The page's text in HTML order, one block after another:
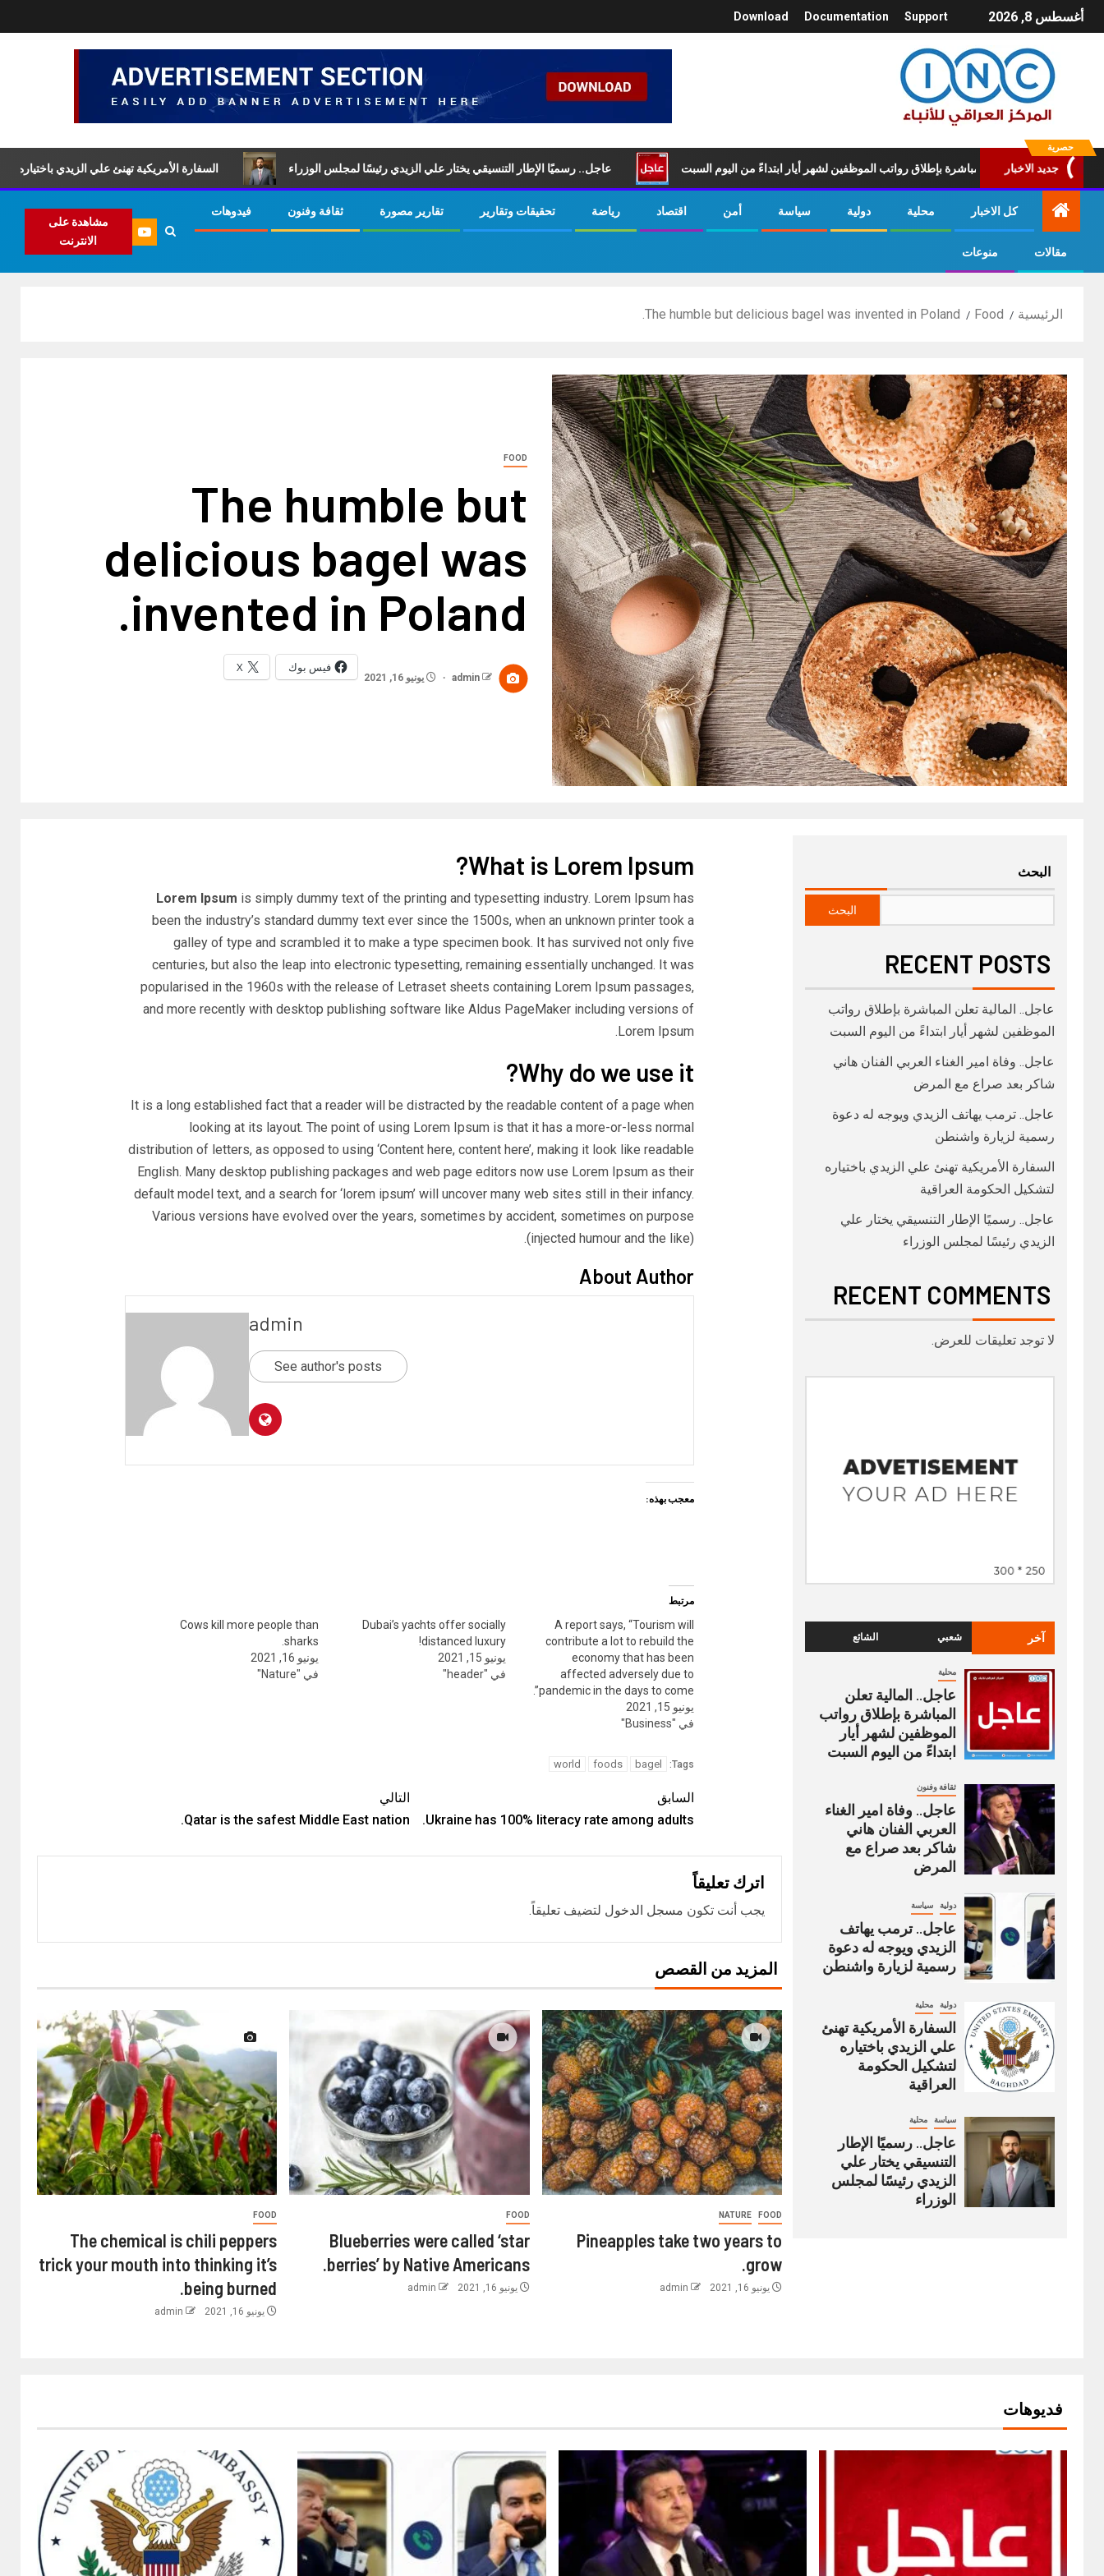
أغسطس 8, 2026 Support
Documentation
Download
حصرية
جديد الاخبار السفارة الأمريكية تهنئ علي الزيدي باختياره لتشكيل عاجل.. رسميًا الإطار التنسيقي يختار علي الزيدي رئيسًا لمجلس الوزراء المالية تعلن المباشرة بإطلاق رواتب ‏الموظفين لشهر أيار ابتداءً من اليوم السبت
كل الاخبار محلية دولية سياسة أمن اقتصاد رياضة تحقيقات وتقارير تقارير مصورة ثقافة وفنون فيدوهات
مقالات منوعات
مشاهدة على
الانترنت
الرئيسية Food
The humble but delicious bagel was invented in Poland.
FOOD
The humble but
delicious bagel was
invented in Poland.
admin يونيو 16, 2021
فيس بوك X
What is Lorem Ipsum?
Lorem Ipsum is simply dummy text of the printing and typesetting industry. Lorem Ipsum has
been the industry’s standard dummy text ever since the 1500s, when an unknown printer took a
galley of type and scrambled it to make a type specimen book. It has survived not only five
centuries, but also the leap into electronic typesetting, remaining essentially unchanged. It was
popularised in the 1960s with the release of Letraset sheets containing Lorem Ipsum passages,
and more recently with desktop publishing software like Aldus PageMaker including versions of
Lorem Ipsum.
Why do we use it?
It is a long established fact that a reader will be distracted by the readable content of a page when
looking at its layout. The point of using Lorem Ipsum is that it has a more-or-less normal
distribution of letters, as opposed to using ‘Content here, content here’, making it look like readable
English. Many desktop publishing packages and web page editors now use Lorem Ipsum as their
default model text, and a search for ‘lorem ipsum’ will uncover many web sites still in their infancy.
Various versions have evolved over the years, sometimes by accident, sometimes on purpose
(injected humour and the like).
About Author
admin
See author's posts
معجب بهذه:
مرتبط
A report says, “Tourism will
contribute a lot to rebuild the
economy that has been
affected adversely due to
pandemic in the days to come”.
يونيو 15, 2021
في "Business"
Dubai’s yachts offer socially
distanced luxury!
يونيو 15, 2021
في "header"
Cows kill more people than
sharks.
يونيو 16, 2021
في "Nature"
Tags:
bagel
foods
world
السابق
Ukraine has 100% literacy rate among adults.
التالي
Qatar is the safest Middle East nation.
اترك تعليقاً
يجب أنت تكون مسجل الدخول لتضيف تعليقاً.
المزيد من القصص
FOOD
NATURE
Pineapples take two years to
grow.
يونيو 16, 2021 admin
FOOD
Blueberries were called ‘star
berries’ by Native Americans.
يونيو 16, 2021 admin
FOOD
The chemical is chili peppers
trick your mouth into thinking it’s
being burned.
يونيو 16, 2021 admin
البحث
البحث
RECENT POSTS
عاجل.. المالية تعلن المباشرة بإطلاق رواتب
‏الموظفين لشهر أيار ابتداءً من اليوم السبت
عاجل.. وفاة امير الغناء العربي الفنان هاني
شاكر بعد صراع مع المرض
عاجل.. ترمب يهاتف الزيدي ويوجه له دعوة
رسمية لزيارة واشنطن
السفارة الأمريكية تهنئ علي الزيدي باختياره
لتشكيل الحكومة العراقية
عاجل.. رسميًا الإطار التنسيقي يختار علي
الزيدي رئيسًا لمجلس الوزراء
RECENT COMMENTS
لا توجد تعليقات للعرض.
آخر شعبي الشائع
محلية
عاجل.. المالية تعلن
المباشرة بإطلاق رواتب
‏الموظفين لشهر أيار
ابتداءً من اليوم السبت
ثقافة وفنون
عاجل.. وفاة امير الغناء
العربي الفنان هاني
شاكر بعد صراع مع
المرض
دولية سياسة
عاجل.. ترمب يهاتف
الزيدي ويوجه له دعوة
رسمية لزيارة واشنطن
دولية محلية
السفارة الأمريكية تهنئ
علي الزيدي باختياره
لتشكيل الحكومة
العراقية
سياسة محلية
عاجل.. رسميًا الإطار
التنسيقي يختار علي
الزيدي رئيسًا لمجلس
الوزراء
فديوهات